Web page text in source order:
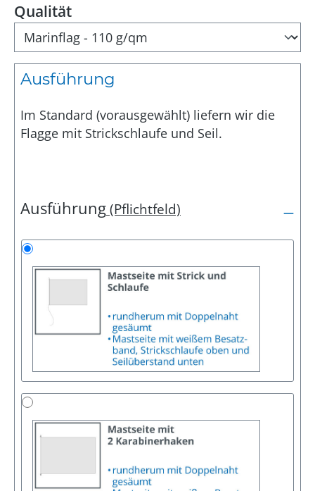
Qualitätauswählen
Ausführung
Im Standard (vorausgewählt) liefern wir die
Flagge mit Strickschlaufe und Seil.
Ausführung(Pflichtfeld)